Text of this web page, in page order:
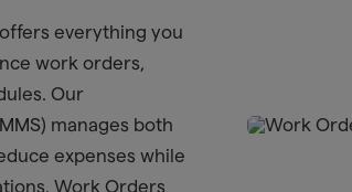
everything you
work orders,
Our
manages both
expenses while
Work Orders